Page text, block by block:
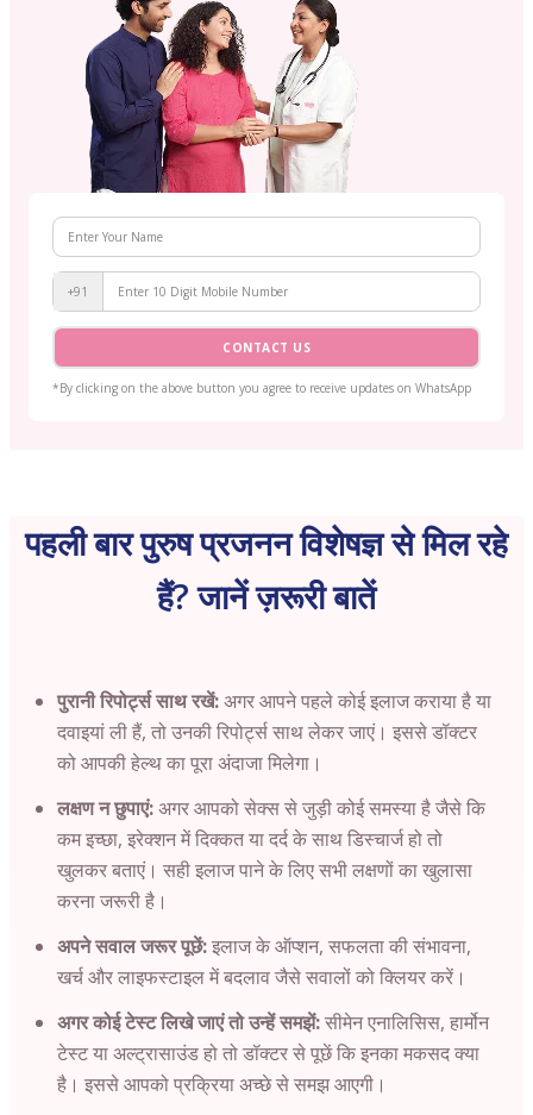
+91
CONTACT US
*By clicking on the above button you agree to receive updates on WhatsApp
पहली बार पुरुष प्रजनन विशेषज्ञ से मिल रहे
हैं? जानें ज़रूरी बातें
पुरानी रिपोर्ट्स साथ रखें:अगर आपने पहले कोई इलाज कराया है या
दवाइयां ली हैं, तो उनकी रिपोर्ट्स साथ लेकर जाएं। इससे डॉक्टर
को आपकी हेल्थ का पूरा अंदाजा मिलेगा।
लक्षण न छुपाएं:अगर आपको सेक्स से जुड़ी कोई समस्या है जैसे कि
कम इच्छा, इरेक्शन में दिक्कत या दर्द के साथ डिस्चार्ज हो तो
खुलकर बताएं। सही इलाज पाने के लिए सभी लक्षणों का खुलासा
करना जरूरी है।
अपने सवाल जरूर पूछें:इलाज के ऑप्शन, सफलता की संभावना,
खर्च और लाइफस्टाइल में बदलाव जैसे सवालों को क्लियर करें।
अगर कोई टेस्ट लिखे जाएं तो उन्हें समझें:सीमेन एनालिसिस, हार्मोन
टेस्ट या अल्ट्रासाउंड हो तो डॉक्टर से पूछें कि इनका मकसद क्या
है। इससे आपको प्रक्रिया अच्छे से समझ आएगी।